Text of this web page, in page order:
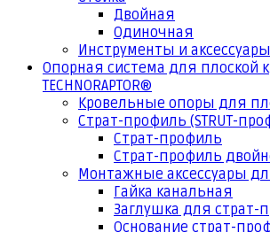
Двойная
Одиночная
Инструменты и аксессуары
Опорная система для плоской
TECHNORAPTOR®
Кровельные опоры для
Страт-профиль (STRUT-
Страт-профиль
Страт-профиль
Монтажные аксессуары
Гайка канальная
Заглушка для страт-
Основание страт-